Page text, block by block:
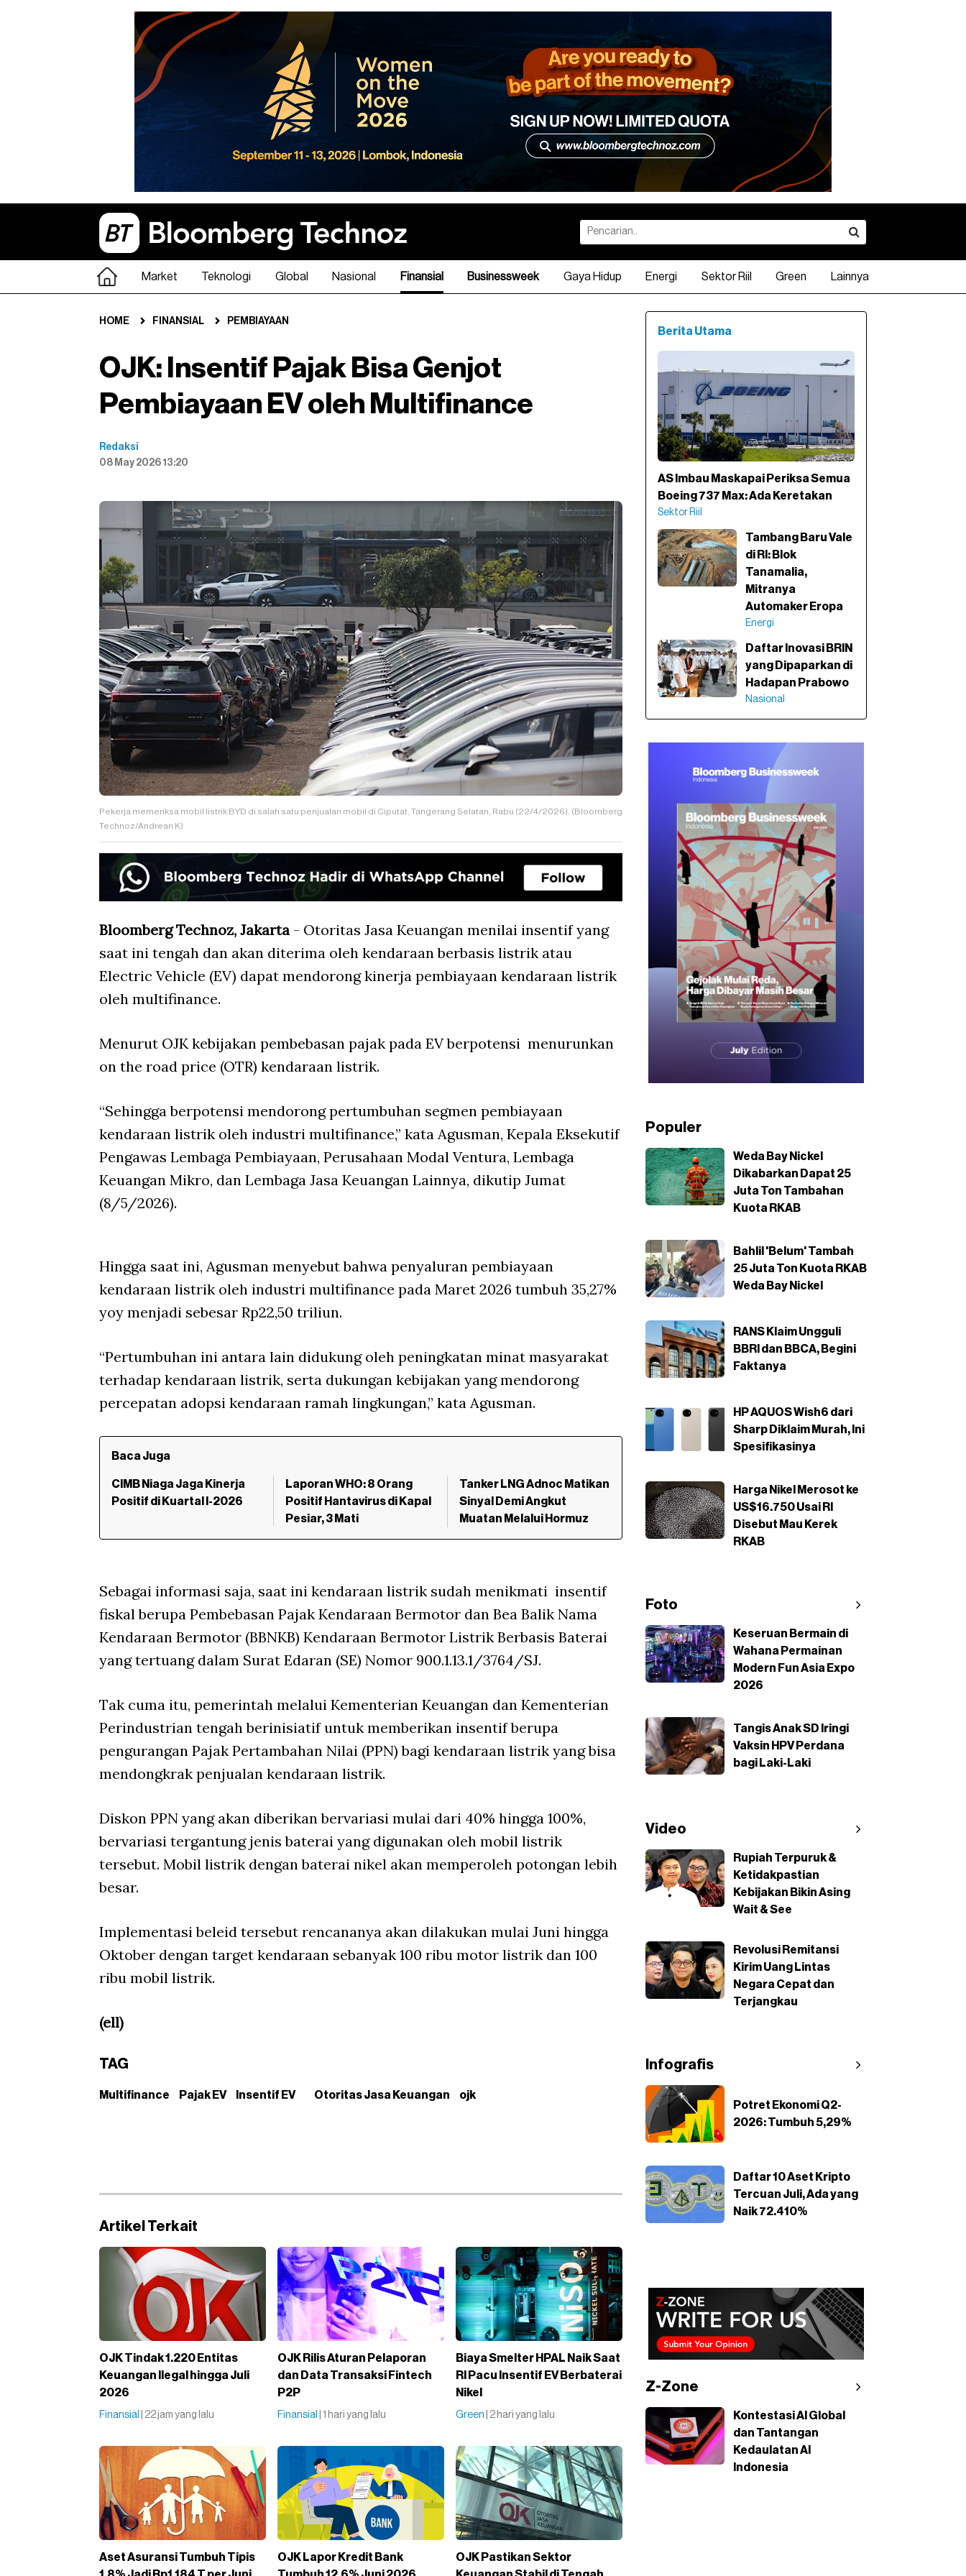
Market Teknologi Global Nasional Finansial Businessweek Gaya Hidup Energi Sektor Riil Green Lainnya
HOME FINANSIAL PEMBIAYAAN
OJK: Insentif Pajak Bisa Genjot
Pembiayaan EV oleh Multifinance
Redaksi
08 May 2026 13:20
Pekerja memeriksa mobil listrik BYD di salah satu penjualan mobil di Ciputat, Tangerang Selatan, Rabu (22/4/2026). (Bloomberg
Technoz/Andrean K)
Bloomberg Technoz, Jakarta- Otoritas Jasa Keuangan menilai insentif yang
saat ini tengah dan akan diterima oleh kendaraan berbasis listrik atau
Electric Vehicle (EV) dapat mendorong kinerja pembiayaan kendaraan listrik
oleh multifinance.
Menurut OJK kebijakan pembebasan pajak pada EV berpotensi menurunkan
on the road price (OTR) kendaraan listrik.
“Sehingga berpotensi mendorong pertumbuhan segmen pembiayaan
kendaraan listrik oleh industri multifinance,” kata Agusman, Kepala Eksekutif
Pengawas Lembaga Pembiayaan, Perusahaan Modal Ventura, Lembaga
Keuangan Mikro, dan Lembaga Jasa Keuangan Lainnya, dikutip Jumat
(8/5/2026).
Hingga saat ini, Agusman menyebut bahwa penyaluran pembiayaan
kendaraan listrik oleh industri multifinance pada Maret 2026 tumbuh 35,27%
yoy menjadi sebesar Rp22,50 triliun.
“Pertumbuhan ini antara lain didukung oleh peningkatan minat masyarakat
terhadap kendaraan listrik, serta dukungan kebijakan yang mendorong
percepatan adopsi kendaraan ramah lingkungan,” kata Agusman.
Baca Juga
CIMB Niaga Jaga Kinerja
Positif di Kuartal I-2026
Laporan WHO: 8 Orang
Positif Hantavirus di Kapal
Pesiar, 3 Mati
Tanker LNG Adnoc Matikan
Sinyal Demi Angkut
Muatan Melalui Hormuz
Sebagai informasi saja, saat ini kendaraan listrik sudah menikmati insentif
fiskal berupa Pembebasan Pajak Kendaraan Bermotor dan Bea Balik Nama
Kendaraan Bermotor (BBNKB) Kendaraan Bermotor Listrik Berbasis Baterai
yang tertuang dalam Surat Edaran (SE) Nomor 900.1.13.1/3764/SJ.
Tak cuma itu, pemerintah melalui Kementerian Keuangan dan Kementerian
Perindustrian tengah berinisiatif untuk memberikan insentif berupa
pengurangan Pajak Pertambahan Nilai (PPN) bagi kendaraan listrik yang bisa
mendongkrak penjualan kendaraan listrik.
Diskon PPN yang akan diberikan bervariasi mulai dari 40% hingga 100%,
bervariasi tergantung jenis baterai yang digunakan oleh mobil listrik
tersebut. Mobil listrik dengan baterai nikel akan memperoleh potongan lebih
besar.
Implementasi beleid tersebut rencananya akan dilakukan mulai Juni hingga
Oktober dengan target kendaraan sebanyak 100 ribu motor listrik dan 100
ribu mobil listrik.
(ell)
TAG
Multifinance Pajak EV Insentif EV Otoritas Jasa Keuangan ojk
Artikel Terkait
OJK Tindak 1.220 Entitas
Keuangan Ilegal hingga Juli
2026
Finansial | 22 jam yang lalu
OJK Rilis Aturan Pelaporan
dan Data Transaksi Fintech
P2P
Finansial | 1 hari yang lalu
Biaya Smelter HPAL Naik Saat
RI Pacu Insentif EV Berbaterai
Nikel
Green | 2 hari yang lalu
Aset Asuransi Tumbuh Tipis
OJK Lapor Kredit Bank
OJK Pastikan Sektor
Berita Utama
AS Imbau Maskapai Periksa Semua
Boeing 737 Max: Ada Keretakan
Sektor Riil
Tambang Baru Vale
di RI: Blok
Tanamalia,
Mitranya
Automaker Eropa
Energi
Daftar Inovasi BRIN
yang Dipaparkan di
Hadapan Prabowo
Nasional
Populer
Weda Bay Nickel
Dikabarkan Dapat 25
Juta Ton Tambahan
Kuota RKAB
Bahlil 'Belum' Tambah
25 Juta Ton Kuota RKAB
Weda Bay Nickel
RANS Klaim Ungguli
BBRI dan BBCA, Begini
Faktanya
HP AQUOS Wish6 dari
Sharp Diklaim Murah, Ini
Spesifikasinya
Harga Nikel Merosot ke
US$16.750 Usai RI
Disebut Mau Kerek
RKAB
Foto
Keseruan Bermain di
Wahana Permainan
Modern Fun Asia Expo
2026
Tangis Anak SD Iringi
Vaksin HPV Perdana
bagi Laki-Laki
Video
Rupiah Terpuruk &
Ketidakpastian
Kebijakan Bikin Asing
Wait & See
Revolusi Remitansi
Kirim Uang Lintas
Negara Cepat dan
Terjangkau
Infografis
Potret Ekonomi Q2-
2026: Tumbuh 5,29%
Daftar 10 Aset Kripto
Tercuan Juli, Ada yang
Naik 72.410%
Z-Zone
Kontestasi AI Global
dan Tantangan
Kedaulatan AI
Indonesia